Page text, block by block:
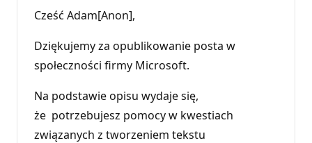
Cześć Adam[Anon],
Dziękujemy za opublikowanie posta w
społeczności firmy Microsoft.
Na podstawie opisu wydaje się,
że potrzebujesz pomocy w kwestiach
związanych z tworzeniem tekstu